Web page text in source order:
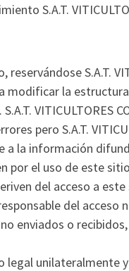
S.A.T.
S.A.T.
modificar la
VITICULTORES
pero S.A.T.
a la información
por el uso de este
del acceso a este
del acceso
enviados o
legal unilateralmente